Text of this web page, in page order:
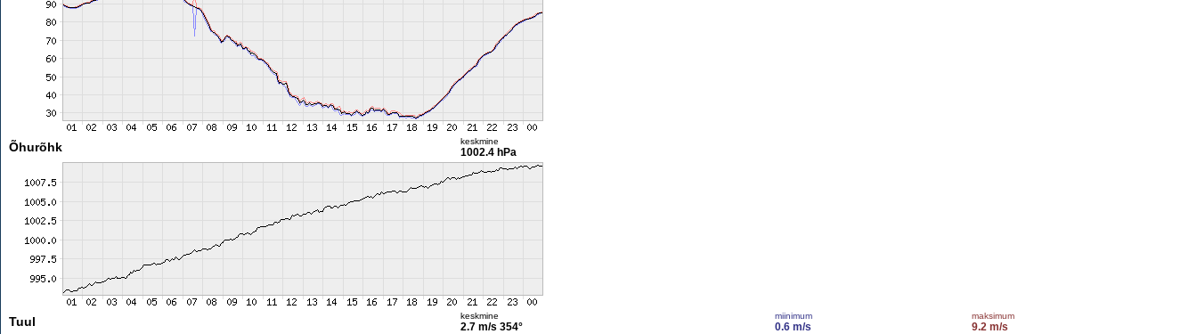
Õhurõhk keskmine
1002.4 hPa
Tuul keskmine
2.7 m/s 354°
miinimum
0.6 m/s
maksimum
9.2 m/s